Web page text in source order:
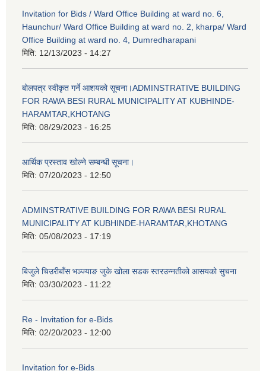
Invitation for Bids / Ward Office Building at ward no. 6,
Haunchur/ Ward Office Building at ward no. 2, kharpa/ Ward
Office Building at ward no. 4, Dumredharapani
मिति: 12/13/2023 - 14:27
बोलपत्र स्वीकृत गर्ने आशयको सूचना।ADMINSTRATIVE BUILDING
FOR RAWA BESI RURAL MUNICIPALITY AT KUBHINDE-
HARAMTAR,KHOTANG
मिति: 08/29/2023 - 16:25
आर्थिक प्रस्ताव खोल्ने सम्बन्धी सूचना।
मिति: 07/20/2023 - 12:50
ADMINSTRATIVE BUILDING FOR RAWA BESI RURAL
MUNICIPALITY AT KUBHINDE-HARAMTAR,KHOTANG
मिति: 05/08/2023 - 17:19
बिजुले चिउरीबाँस भञ्ज्याङ जुके खोला सडक स्तरउन्नतीको आसयको सुचना
मिति: 03/30/2023 - 11:22
Re - Invitation for e-Bids
मिति: 02/20/2023 - 12:00
Invitation for e-Bids